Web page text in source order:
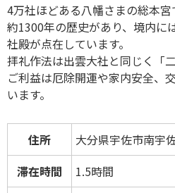
4万社ほどある八幡さまの総本宮
約1300年の歴史があり、境内に
社殿が点在しています。
拝礼作法は出雲大社と同じく「
ご利益は厄除開運や家内安全、
います。
住所
大分県宇佐市南宇
滞在時間
1.5時間